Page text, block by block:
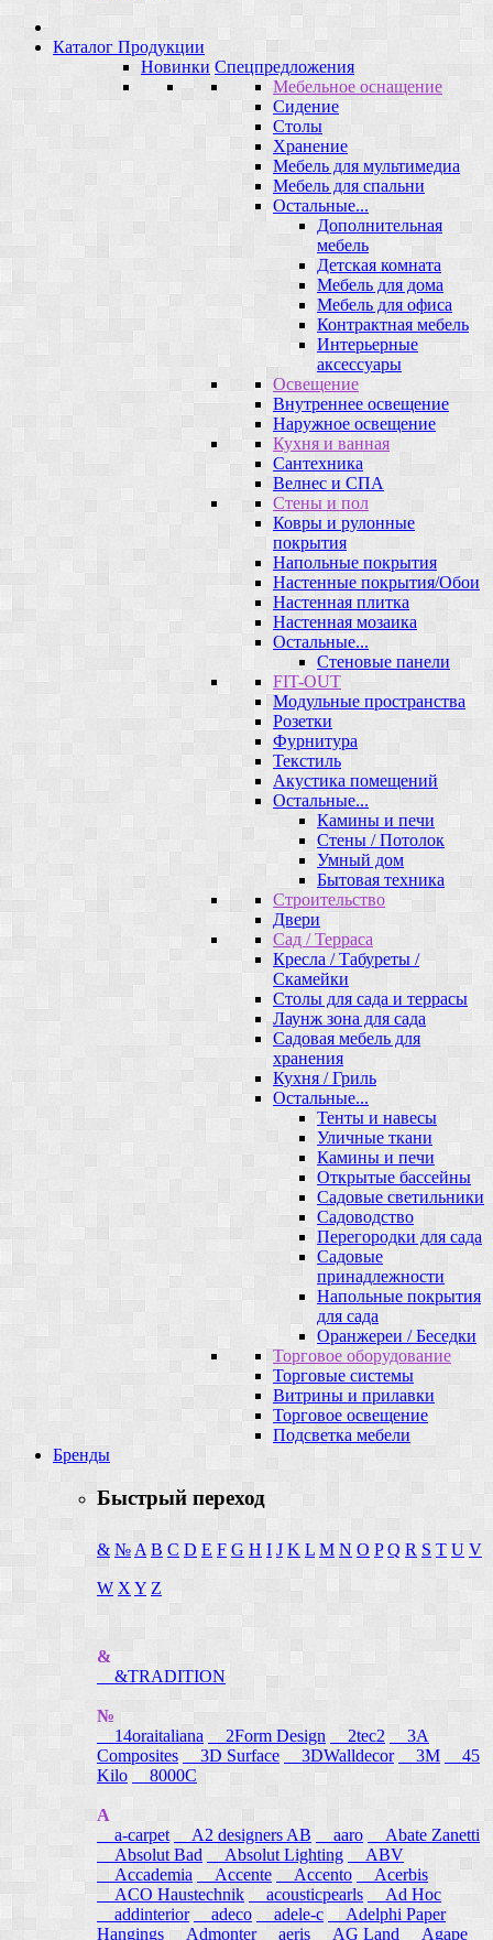
Каталог Продукции
Новинки Спецпредложения
Мебельное оснащение
Сидение
Столы
Хранение
Мебель для мультимедиа
Мебель для спальни
Остальные...
Дополнительная
мебель
Детская комната
Мебель для дома
Мебель для офиса
Контрактная мебель
Интерьерные
аксессуары
Освещение
Внутреннее освещение
Наружное освещение
Кухня и ванная
Сантехника
Велнес и СПА
Стены и пол
Ковры и рулонные
покрытия
Напольные покрытия
Настенные покрытия/Обои
Настенная плитка
Настенная мозаика
Остальные...
Стеновые панели
FIT-OUT
Модульные пространства
Розетки
Фурнитура
Текстиль
Акустика помещений
Остальные...
Камины и печи
Стены / Потолок
Умный дом
Бытовая техника
Строительство
Двери
Сад / Терраса
Кресла / Табуреты /
Скамейки
Столы для сада и террасы
Лаунж зона для сада
Садовая мебель для
хранения
Кухня / Гриль
Остальные...
Тенты и навесы
Уличные ткани
Камины и печи
Открытые бассейны
Садовые светильники
Садоводство
Перегородки для сада
Садовые
принадлежности
Напольные покрытия
для сада
Оранжереи / Беседки
Торговое оборудование
Торговые системы
Витрины и прилавки
Торговое освещение
Подсветка мебели
Бренды
Быстрый переход
& № A B C D E F G H I J K L M N O P Q R S T U V
W X Y Z
&
&TRADITION
№
14oraitaliana
2Form Design 2tec2
3A
Composites
3D Surface 3DWalldecor 3M
45
Kilo
8000C
A
a-carpet
A2 designers AB aaro
Abate Zanetti
Absolut Bad
Absolut Lighting
ABV
Accademia
Accente Accento
Acerbis
ACO Haustechnik
acousticpearls
Ad Hoc
addinterior
adeco adele-c
Adelphi Paper
Hangings Admonter aeris AG Land Agape